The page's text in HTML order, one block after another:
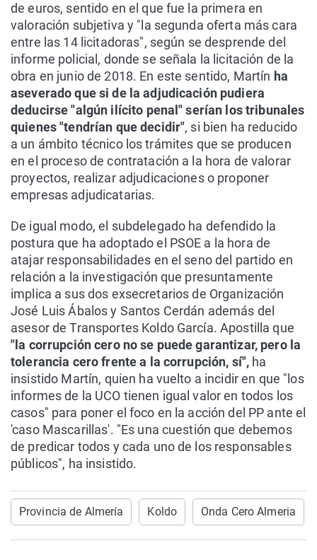
de euros, sentido en el que fue la primera en
valoración subjetiva y "la segunda oferta más cara
entre las 14 licitadoras", según se desprende del
informe policial, donde se señala la licitación de la
obra en junio de 2018. En este sentido, Martín ha
aseverado que si de la adjudicación pudiera
deducirse "algún ilícito penal" serían los tribunales
quienes "tendrían que decidir", si bien ha reducido
a un ámbito técnico los trámites que se producen
en el proceso de contratación a la hora de valorar
proyectos, realizar adjudicaciones o proponer
empresas adjudicatarias.
De igual modo, el subdelegado ha defendido la
postura que ha adoptado el PSOE a la hora de
atajar responsabilidades en el seno del partido en
relación a la investigación que presuntamente
implica a sus dos exsecretarios de Organización
José Luis Ábalos y Santos Cerdán además del
asesor de Transportes Koldo García. Apostilla que
"la corrupción cero no se puede garantizar, pero la
tolerancia cero frente a la corrupción, sí", ha
insistido Martín, quien ha vuelto a incidir en que "los
informes de la UCO tienen igual valor en todos los
casos" para poner el foco en la acción del PP ante el
'caso Mascarillas'. "Es una cuestión que debemos
de predicar todos y cada uno de los responsables
públicos", ha insistido.
Provincia de Almería Koldo Onda Cero Almeria